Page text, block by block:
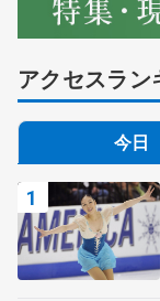
アクセスラン
今日